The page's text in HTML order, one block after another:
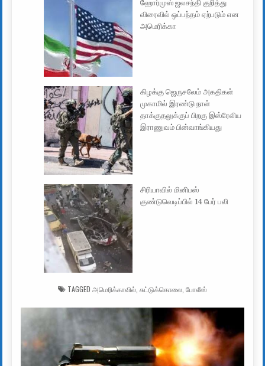
ஹோர்முஸ் ஜலசந்தி குறித்து
விரைவில் ஒப்பந்தம் ஏற்படும் என
அமெரிக்கா
கிழக்கு ஜெருசலேம் அகதிகள்
முகாமில் இரண்டு நாள்
தாக்குதலுக்குப் பிறகு இஸ்ரேலிய
இராணுவம் பின்வாங்கியது
சிரியாவில் மினிபஸ்
குண்டுவெடிப்பில் 14 பேர் பலி
TAGGED அமெரிக்காவில் சுட்டுக்கொலை போலீஸ்